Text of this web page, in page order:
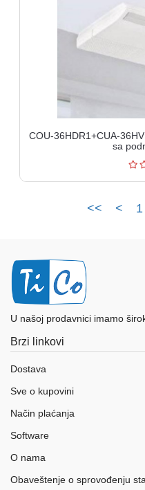
COU-36HDR1+CUA-
sa
<< < 1
U našoj prodavnici imamo
Brzi linkovi
Dostava
Sve o kupovini
Način plaćanja
Software
O nama
Obaveštenje o sprovođenju